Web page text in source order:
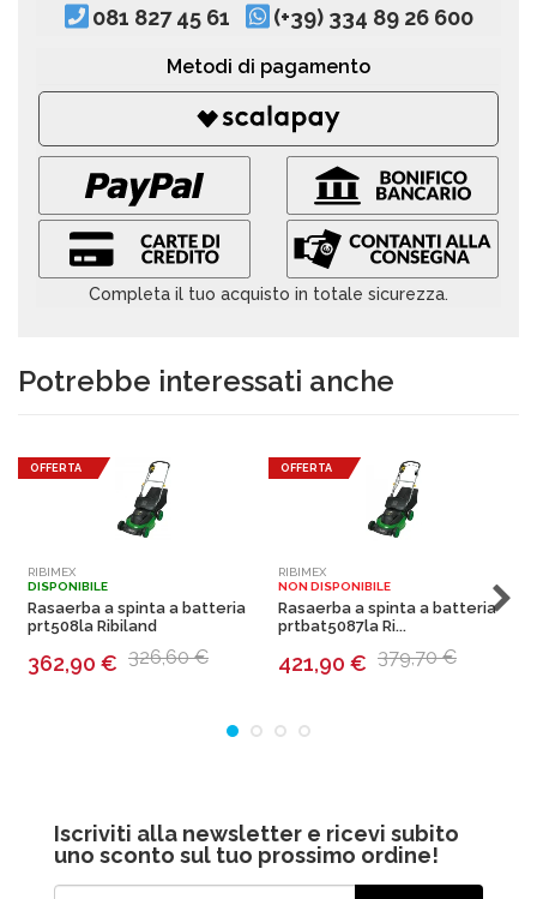
081 827 45 61 (+39) 334 89 26 600
Metodi di pagamento
Completa il tuo acquisto in totale sicurezza.
Potrebbe interessati anche
OFFERTA
RIBIMEX
DISPONIBILE
Rasaerba a spinta a batteria
prt508la Ribiland
362,90 € 326,60 €
OFFERTA
RIBIMEX
NON DISPONIBILE
Rasaerba a spinta a batteria
prtbat5087la Ri...
421,90 € 379,70 €
Iscriviti alla newsletter e ricevi subito
uno sconto sul tuo prossimo ordine!